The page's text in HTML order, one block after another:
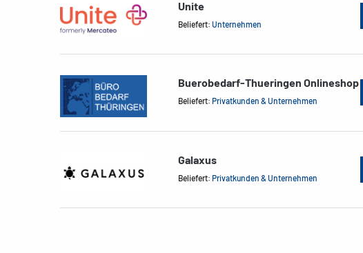
Unite
Beliefert: Unternehmen
Buerobedarf-Thueringen Onlineshop
Beliefert: Privatkunden & Unternehmen
Galaxus
Beliefert: Privatkunden & Unternehmen